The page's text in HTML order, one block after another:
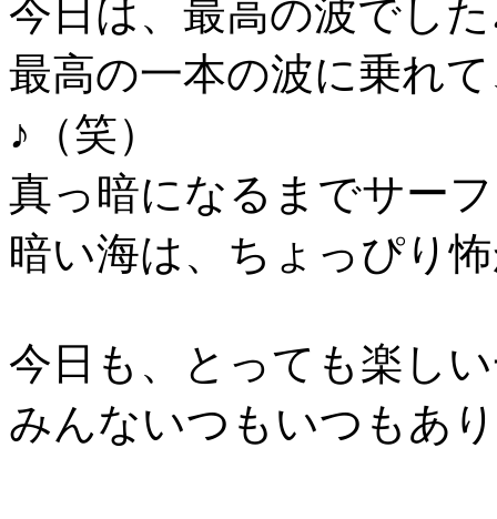
今日は、最高の波でし
最高の一本の波に乗れ
♪（笑）
真っ暗になるまでサー
暗い海は、ちょっぴり
今日も、とっても楽し
みんないつもいつもあ